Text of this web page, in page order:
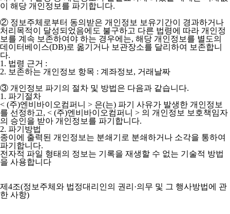
이 해당 개인정보를 파기합니다.
② 정보주체로부터 동의받은 개인정보 보유기간이 경과하거나
처리목적이 달성되었음에도 불구하고 다른 법령에 따라 개인정
보를 계속 보존하여야 하는 경우에는, 해당 개인정보를 별도의
데이터베이스(DB)로 옮기거나 보관장소를 달리하여 보존합니
다.
1. 법령 근거 :
2. 보존하는 개인정보 항목 : 계좌정보, 거래날짜
③ 개인정보 파기의 절차 및 방법은 다음과 같습니다.
1. 파기절차
< (주)엔비바이오컴퍼니 > 은(는) 파기 사유가 발생한 개인정보
를 선정하고, < (주)엔비바이오컴퍼니 > 의 개인정보 보호책임자
의 승인을 받아 개인정보를 파기합니다.
2. 파기방법
종이에 출력된 개인정보는 분쇄기로 분쇄하거나 소각을 통하여
파기합니다.
전자적 파일 형태의 정보는 기록을 재생할 수 없는 기술적 방법
을 사용합니다
제4조(정보주체와 법정대리인의 권리·의무 및 그 행사방법에 관
한 사항)